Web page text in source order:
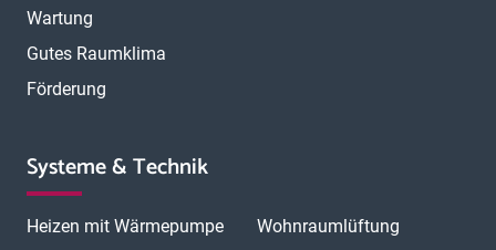
Wartung
Gutes Raumklima
Förderung
Systeme & Technik
Heizen mit Wärmepumpe
Wohnraumlüftung